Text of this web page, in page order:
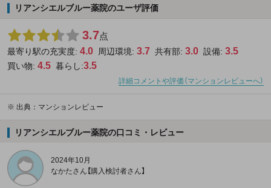
リアンシエルブルー薬院のユーザ評価
3.7点
最寄り駅の充実度: 4.0 周辺環境: 3.7 共有部: 3.0 設備: 3.5
買い物: 4.5 暮らし:3.5
詳細コメントや評価（マンションレビューへ）
※ 出典：マンションレビュー
リアンシエルブルー薬院の口コミ・レビュー
2024年10月
なかたさん【購入検討者さん】